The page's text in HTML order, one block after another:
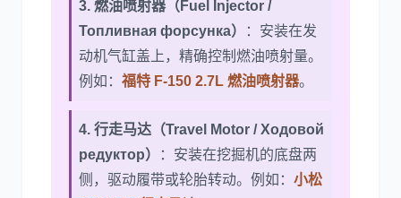
3. 燃油喷射器（Fuel Injector /
Топливная форсунка）
：安装在发
动机气缸盖上，精确控制燃油喷射量。
例如： 福特 F-150 2.7L 燃油喷射器。
4. 行走马达（Travel Motor / Ходовой
редуктор）
：安装在挖掘机的底盘两
侧，驱动履带或轮胎转动。例如： 小松